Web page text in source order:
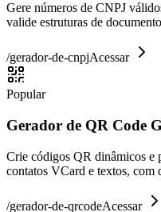
Gere números de CNPJ
valide estruturas de
/gerador-de-cnpjAcessar
Popular
Gerador de QR Code
Crie códigos QR dinâmicos e
contatos VCard e textos, com
/gerador-de-qrcodeAcessar